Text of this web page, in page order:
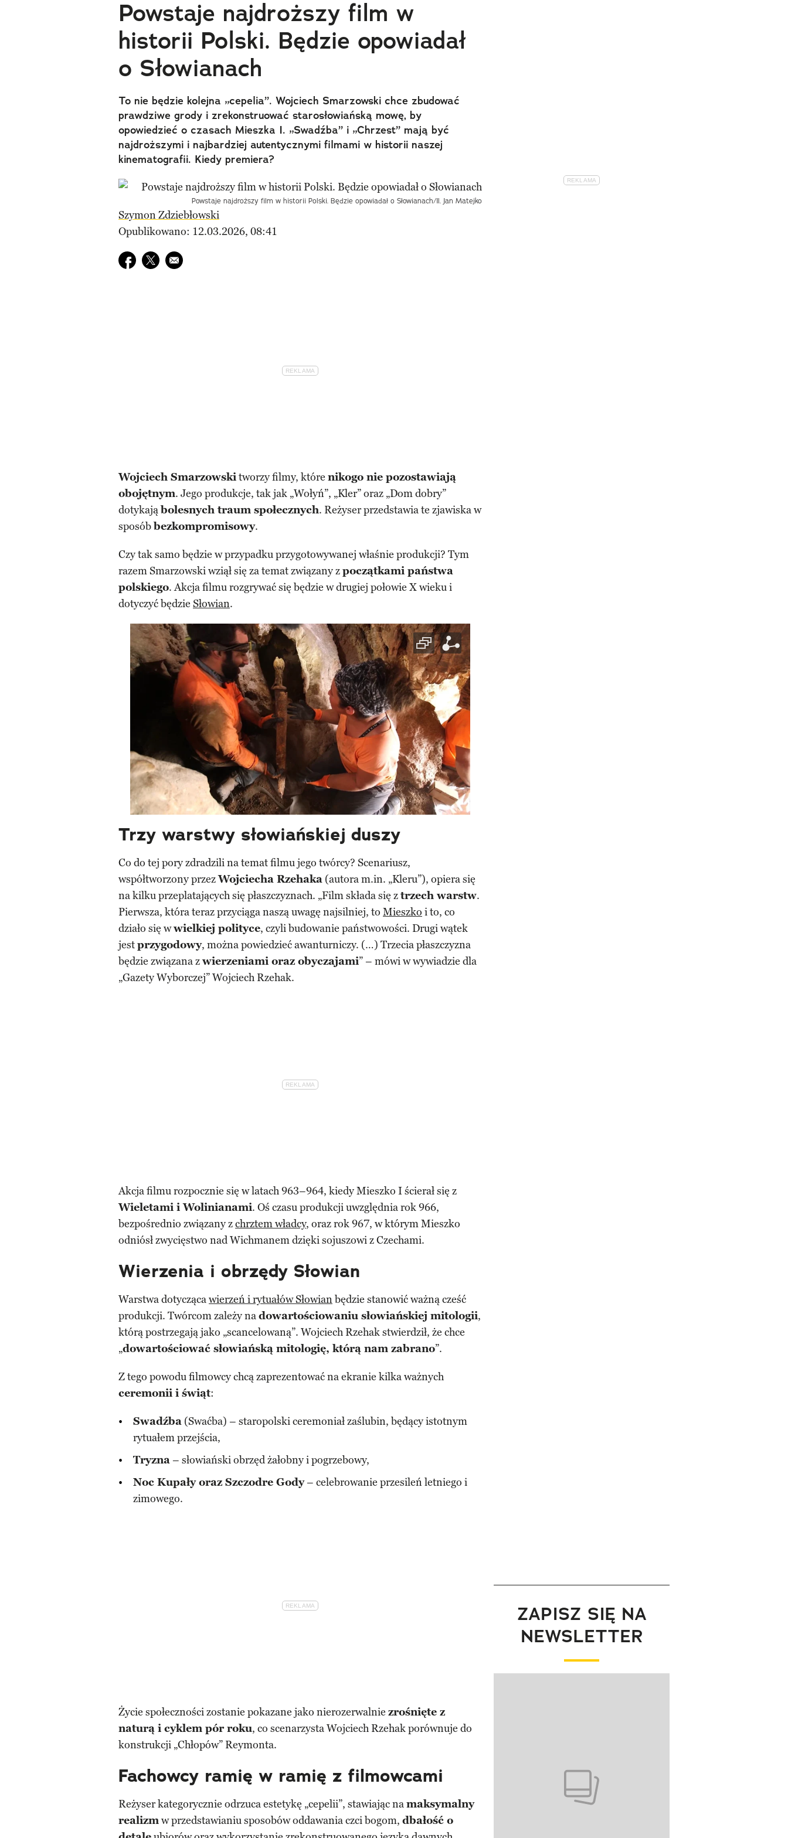
Powstaje najdroższy film w
historii Polski. Będzie opowiadał
o Słowianach
To nie będzie kolejna „cepelia”. Wojciech Smarzowski chce zbudować
prawdziwe grody i zrekonstruować starosłowiańską mowę, by
opowiedzieć o czasach Mieszka I. „Swadźba” i „Chrzest” mają być
najdroższymi i najbardziej autentycznymi filmami w historii naszej
kinematografii. Kiedy premiera?
Powstaje najdroższy film w historii Polski. Będzie opowiadał o Słowianach/Il. Jan Matejko
Szymon Zdziebłowski
Opublikowano: 12.03.2026, 08:41
Udostępnij na facebook
Udostępnij na twitter
E-mail do przyjaciela
Wojciech Smarzowskitworzy filmy, które nikogo nie pozostawiają
obojętnym. Jego produkcje, tak jak „Wołyń”, „Kler” oraz „Dom dobry”
dotykająbolesnych traum społecznych. Reżyser przedstawia te zjawiska w
sposóbbezkompromisowy.
Czy tak samo będzie w przypadku przygotowywanej właśnie produkcji? Tym
razem Smarzowski wziął się za temat związany zpoczątkami państwa
polskiego. Akcja filmu rozgrywać się będzie w drugiej połowie X wieku i
dotyczyć będzie Słowian.
Trzy warstwy słowiańskiej duszy
Co do tej pory zdradzili na temat filmu jego twórcy? Scenariusz,
współtworzony przezWojciecha Rzehaka (autora m.in. „Kleru”), opiera się
na kilku przeplatających się płaszczyznach. „Film składa się ztrzech warstw.
Pierwsza, która teraz przyciąga naszą uwagę najsilniej, to Mieszko i to, co
działo się wwielkiej polityce, czyli budowanie państwowości. Drugi wątek
jestprzygodowy, można powiedzieć awanturniczy. (…) Trzecia płaszczyzna
będzie związana zwierzeniami oraz obyczajami” – mówi w wywiadzie dla
„Gazety Wyborczej” Wojciech Rzehak.
Akcja filmu rozpocznie się w latach 963–964, kiedy Mieszko I ścierał się z
Wieletami i Wolinianami. Oś czasu produkcji uwzględnia rok 966,
bezpośrednio związany zchrztem władcy, oraz rok 967, w którym Mieszko
odniósł zwycięstwo nad Wichmanem dzięki sojuszowi z Czechami.
Wierzenia i obrzędy Słowian
Warstwa dotyczącawierzeń i rytuałów Słowianbędzie stanowić ważną cześć
produkcji. Twórcom zależy nadowartościowaniu słowiańskiej mitologii,
którą postrzegają jako „scancelowaną”. Wojciech Rzehak stwierdził, że chce
„dowartościować słowiańską mitologię, którą nam zabrano”.
Z tego powodu filmowcy chcą zaprezentować na ekranie kilka ważnych
ceremonii i świąt:
Swadźba (Swaćba) – staropolski ceremoniał zaślubin, będący istotnym
rytuałem przejścia,
Tryzna– słowiański obrzęd żałobny i pogrzebowy,
Noc Kupały oraz Szczodre Gody– celebrowanie przesileń letniego i
zimowego.
Życie społeczności zostanie pokazane jako nierozerwalnie zrośnięte z
naturą i cyklem pór roku, co scenarzysta Wojciech Rzehak porównuje do
konstrukcji „Chłopów” Reymonta.
Fachowcy ramię w ramię z filmowcami
Reżyser kategorycznie odrzuca estetykę „cepelii”, stawiając namaksymalny
realizmw przedstawianiu sposobów oddawania czci bogom, dbałość o
ZAPISZ SIĘ NA
NEWSLETTER